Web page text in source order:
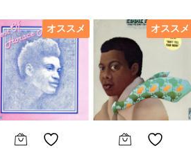
オススメ オススメ